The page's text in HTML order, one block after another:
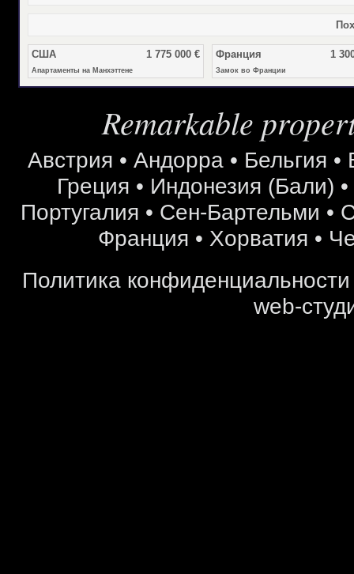
США 1 775 000 €
Апартаменты на Манхэттене
Франция 1
Замок во Франции
Remarkable
Австрия • Андорра • Бельгия •
Греция • Индонезия (Бали) •
Португалия • Сен-Бартельми •
Франция • Хорватия •
Политика конфиденциальности
web-